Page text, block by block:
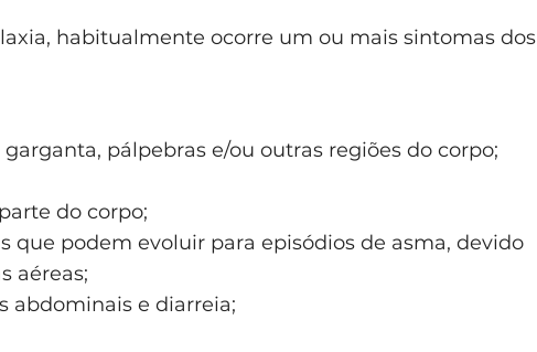
habitualmente ocorre um ou mais sintomas dos
pálpebras e/ou outras regiões do corpo;
do corpo;
que podem evoluir para episódios de asma, devido
aéreas;
abdominais e diarreia;